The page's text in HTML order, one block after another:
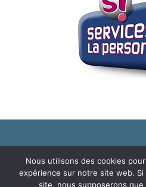
© 2019 Copyright - Association CARA
Information Facebook Plan du
Nous utilisons des cookies
expérience sur notre site web.
site, nous supposerons